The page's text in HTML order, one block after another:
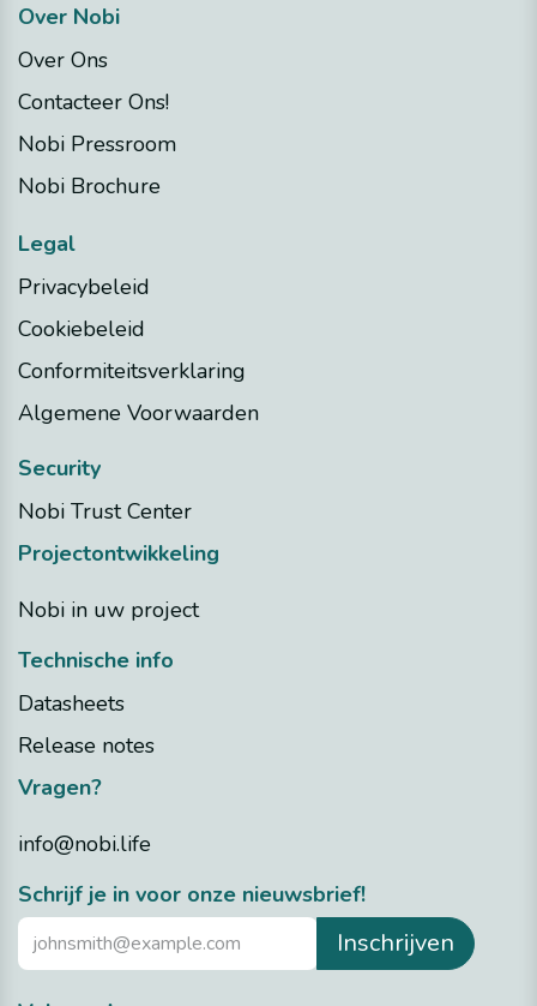
Over Nobi
Over Ons
Contacteer Ons!
Nobi Pressroom
Nobi Brochure
Legal
Privacybeleid
Cookiebeleid
Conformiteitsverklaring
Algemene Voorwaarden
Security
Nobi Trust Center
Projectontwikkeling
Nobi in uw project
Technische info
Datasheets
Release notes
Vragen?
info@nobi.life
​Schrijf je in voor onze nieuwsbrief!
Inschrijven